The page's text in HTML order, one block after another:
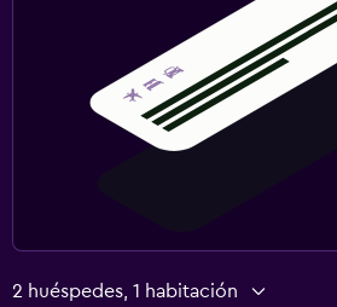
2 huéspedes, 1 habitación